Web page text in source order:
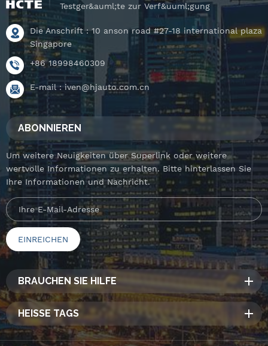
Testger&auml;te zur Verf&uuml;gung
Die Anschrift : 10 anson road #27-18 international plaza
Singapore
+86 18998460309
E-mail :iven@hjauto.com.cn
ABONNIEREN
Um weitere Neuigkeiten über Superlink oder weitere
wertvolle Informationen zu erhalten. Bitte hinterlassen Sie
Ihre Informationen und Nachricht.
BRAUCHEN SIE HILFE
HEISSE TAGS